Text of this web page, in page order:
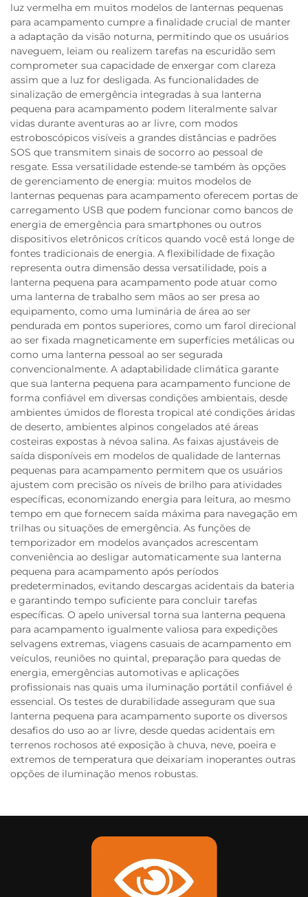
luz vermelha em muitos modelos de lanternas pequenas
para acampamento cumpre a finalidade crucial de manter
a adaptação da visão noturna, permitindo que os usuários
naveguem, leiam ou realizem tarefas na escuridão sem
comprometer sua capacidade de enxergar com clareza
assim que a luz for desligada. As funcionalidades de
sinalização de emergência integradas à sua lanterna
pequena para acampamento podem literalmente salvar
vidas durante aventuras ao ar livre, com modos
estroboscópicos visíveis a grandes distâncias e padrões
SOS que transmitem sinais de socorro ao pessoal de
resgate. Essa versatilidade estende-se também às opções
de gerenciamento de energia: muitos modelos de
lanternas pequenas para acampamento oferecem portas de
carregamento USB que podem funcionar como bancos de
energia de emergência para smartphones ou outros
dispositivos eletrônicos críticos quando você está longe de
fontes tradicionais de energia. A flexibilidade de fixação
representa outra dimensão dessa versatilidade, pois a
lanterna pequena para acampamento pode atuar como
uma lanterna de trabalho sem mãos ao ser presa ao
equipamento, como uma luminária de área ao ser
pendurada em pontos superiores, como um farol direcional
ao ser fixada magneticamente em superfícies metálicas ou
como uma lanterna pessoal ao ser segurada
convencionalmente. A adaptabilidade climática garante
que sua lanterna pequena para acampamento funcione de
forma confiável em diversas condições ambientais, desde
ambientes úmidos de floresta tropical até condições áridas
de deserto, ambientes alpinos congelados até áreas
costeiras expostas à névoa salina. As faixas ajustáveis de
saída disponíveis em modelos de qualidade de lanternas
pequenas para acampamento permitem que os usuários
ajustem com precisão os níveis de brilho para atividades
específicas, economizando energia para leitura, ao mesmo
tempo em que fornecem saída máxima para navegação em
trilhas ou situações de emergência. As funções de
temporizador em modelos avançados acrescentam
conveniência ao desligar automaticamente sua lanterna
pequena para acampamento após períodos
predeterminados, evitando descargas acidentais da bateria
e garantindo tempo suficiente para concluir tarefas
específicas. O apelo universal torna sua lanterna pequena
para acampamento igualmente valiosa para expedições
selvagens extremas, viagens casuais de acampamento em
veículos, reuniões no quintal, preparação para quedas de
energia, emergências automotivas e aplicações
profissionais nas quais uma iluminação portátil confiável é
essencial. Os testes de durabilidade asseguram que sua
lanterna pequena para acampamento suporte os diversos
desafios do uso ao ar livre, desde quedas acidentais em
terrenos rochosos até exposição à chuva, neve, poeira e
extremos de temperatura que deixariam inoperantes outras
opções de iluminação menos robustas.